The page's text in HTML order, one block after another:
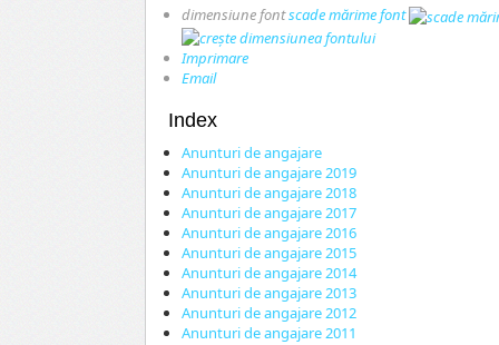
dimensiune fontscade mărime font
Imprimare
Email
Index
Anunturi de angajare
Anunturi de angajare 2019
Anunturi de angajare 2018
Anunturi de angajare 2017
Anunturi de angajare 2016
Anunturi de angajare 2015
Anunturi de angajare 2014
Anunturi de angajare 2013
Anunturi de angajare 2012
Anunturi de angajare 2011